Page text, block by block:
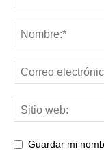
Guardar mi